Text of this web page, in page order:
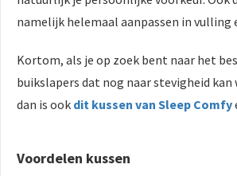
namelijk helemaal aanpassen in vulling
Kortom, als je op zoek bent naar het
buikslapers dat nog naar stevigheid kan
dan is ook dit kussen van Sleep Comfy
Voordelen kussen